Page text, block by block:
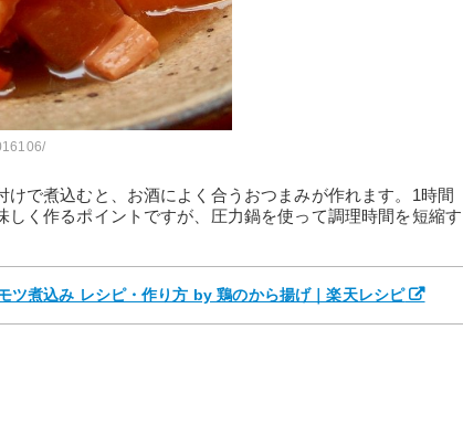
で煮込むと、お酒によく合うおつまみが作れます。1時間
く作るポイントですが、圧力鍋を使って調理時間を短縮す
ツ煮込み レシピ・作り方 by 鶏のから揚げ｜楽天レシピ